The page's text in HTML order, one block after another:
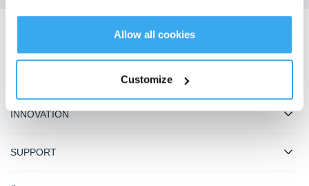
Allow all cookies
Customize
INNOVATION
SUPPORT